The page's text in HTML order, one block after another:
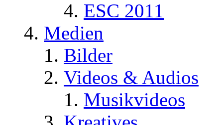
ESC 2011
Medien
Bilder
Videos & Audios
Musikvideos